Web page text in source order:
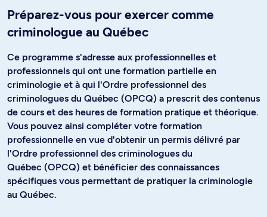
Préparez-vous pour exercer comme
criminologue au Québec
Ce programme s'adresse aux professionnelles et
professionnels qui ont une formation partielle en
criminologie et à qui l'Ordre professionnel des
criminologues du Québec (OPCQ) a prescrit des contenus
de cours et des heures de formation pratique et théorique.
Vous pouvez ainsi compléter votre formation
professionnelle en vue d'obtenir un permis délivré par
l'Ordre professionnel des criminologues du
Québec (OPCQ) et bénéficier des connaissances
spécifiques vous permettant de pratiquer la criminologie
au Québec.